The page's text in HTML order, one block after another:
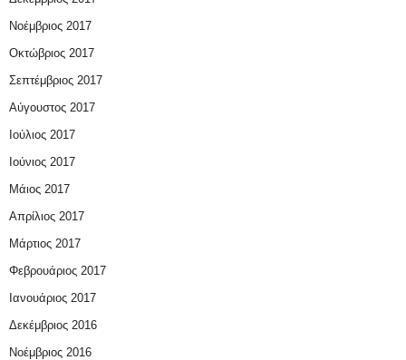
Νοέμβριος 2017
Οκτώβριος 2017
Σεπτέμβριος 2017
Αύγουστος 2017
Ιούλιος 2017
Ιούνιος 2017
Μάιος 2017
Απρίλιος 2017
Μάρτιος 2017
Φεβρουάριος 2017
Ιανουάριος 2017
Δεκέμβριος 2016
Νοέμβριος 2016